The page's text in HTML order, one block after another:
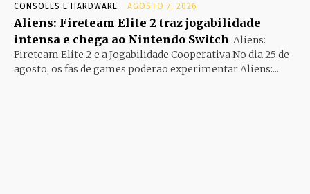
CONSOLES E HARDWARE AGOSTO 7, 2026
Aliens: Fireteam Elite 2 traz jogabilidade
intensa e chega ao Nintendo Switch Aliens:
Fireteam Elite 2 e a Jogabilidade Cooperativa No dia 25 de
agosto, os fãs de games poderão experimentar Aliens:...